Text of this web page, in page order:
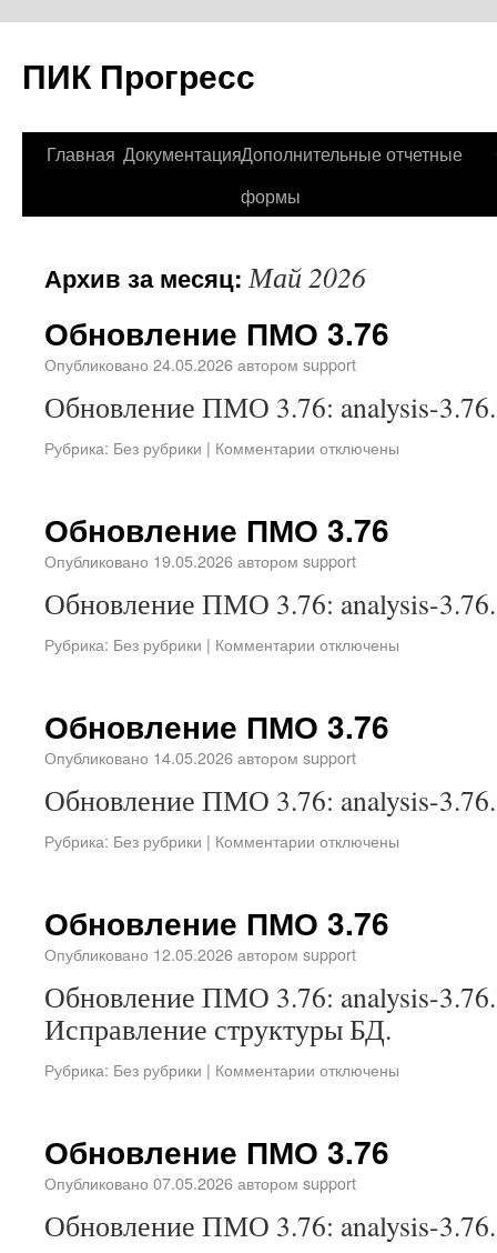
ПИК Прогресс
Главная ДокументацияДополнительные отчетные
формы
Архив за месяц:Май 2026
Обновление ПМО 3.76
Опубликовано 24.05.2026автором support
Обновление ПМО 3.76: analysis-
Рубрика: Без рубрики | Комментарии отключены
Обновление ПМО 3.76
Опубликовано 19.05.2026автором support
Обновление ПМО 3.76: analysis-
Рубрика: Без рубрики | Комментарии отключены
Обновление ПМО 3.76
Опубликовано 14.05.2026автором support
Обновление ПМО 3.76: analysis-
Рубрика: Без рубрики | Комментарии отключены
Обновление ПМО 3.76
Опубликовано 12.05.2026автором support
Обновление ПМО 3.76: analysis-
Исправление структуры БД.
Рубрика: Без рубрики | Комментарии отключены
Обновление ПМО 3.76
Опубликовано 07.05.2026автором support
Обновление ПМО 3.76: analysis-